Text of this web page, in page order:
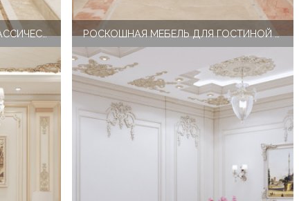
СПАЛЬНЯ TWIN BEDROOM КЛАССИЧЕСКИЕ СОВЕТЫ ПО ДЕКОРУ МЕБЕЛИ РОСКОШНАЯ МЕБЕЛЬ ДЛЯ ГОСТИНОЙ В КЛАССИЧЕСКОМ СТИЛЕ ОТ THE ANTONOVICH GROUP